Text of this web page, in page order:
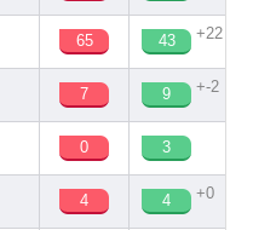
65 43 +22
7 9 +-2
0 3
4 4 +0